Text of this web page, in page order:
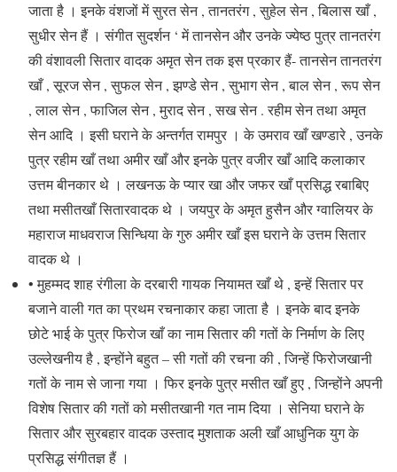
जाता है । इनके वंशजों में सुरत सेन , तानतरंग , सुहेल सेन , बिलास खाँ ,
सुधीर सेन हैं । संगीत सुदर्शन ‘ में तानसेन और उनके ज्येष्ठ पुत्र तानतरंग
की वंशावली सितार वादक अमृत सेन तक इस प्रकार हैं- तानसेन तानतरंग
खाँ , सूरज सेन , सुफल सेन , झण्डे सेन , सुभाग सेन , बाल सेन , रूप सेन
, लाल सेन , फाजिल सेन , मुराद सेन , सख सेन . रहीम सेन तथा अमृत
सेन आदि । इसी घराने के अन्तर्गत रामपुर । के उमराव खाँ खण्डारे , उनके
पुत्र रहीम खाँ तथा अमीर खाँ और इनके पुत्र वजीर खाँ आदि कलाकार
उत्तम बीनकार थे । लखनऊ के प्यार खा और जफर खाँ प्रसिद्ध रबाबिए
तथा मसीतखाँ सितारवादक थे । जयपुर के अमृत हुसैन और ग्वालियर के
महाराज माधवराज सिन्धिया के गुरु अमीर खाँ इस घराने के उत्तम सितार
वादक थे ।
• मुहम्मद शाह रंगीला के दरबारी गायक नियामत खाँ थे , इन्हें सितार पर
बजाने वाली गत का प्रथम रचनाकार कहा जाता है । इनके बाद इनके
छोटे भाई के पुत्र फिरोज खाँ का नाम सितार की गतों के निर्माण के लिए
उल्लेखनीय है , इन्होंने बहुत – सी गतों की रचना की , जिन्हें फिरोजखानी
गतों के नाम से जाना गया । फिर इनके पुत्र मसीत खाँ हुए , जिन्होंने अपनी
विशेष सितार की गतों को मसीतखानी गत नाम दिया । सेनिया घराने के
सितार और सुरबहार वादक उस्ताद मुशताक अली खाँ आधुनिक युग के
प्रसिद्ध संगीतज्ञ हैं ।